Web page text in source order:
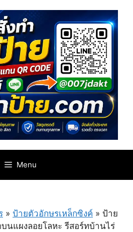
Menu
» ป้ายตัวอักษรเหล็กซิงค์ » ป้าย
นแผงลอยโลหะ รีสอร์ทบ้านไร่